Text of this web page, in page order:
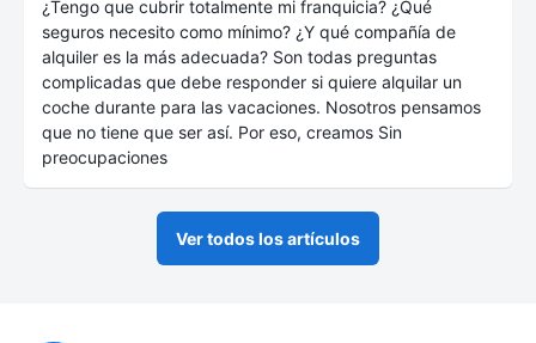
¿Tengo que cubrir totalmente mi franquicia? ¿Qué
seguros necesito como mínimo? ¿Y qué compañía de
alquiler es la más adecuada? Son todas preguntas
complicadas que debe responder si quiere alquilar un
coche durante para las vacaciones. Nosotros pensamos
que no tiene que ser así. Por eso, creamos Sin
preocupaciones
Ver todos los artículos